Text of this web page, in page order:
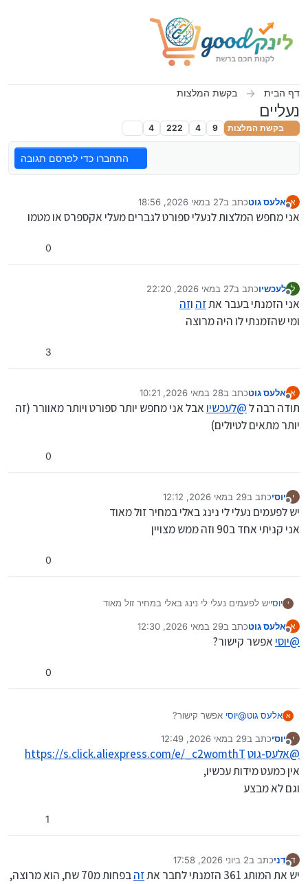
דף הבית בקשת המלצות
נעליים
בקשת המלצות 9
4
222
4
התחברו כדי לפרסם תגובה
א
מנותק
אלעס גוטכתב ב27 במאי 2026, 18:56
נערך לאחרונה על ידי
אני מחפש המלצות לנעלי ספורט לגברים מעלי אקספרס או מטמו
0
ל
מנותק
לעכשיוכתב ב27 במאי 2026, 22:20
נערך לאחרונה על ידי
אני הזמנתי בעבר אתזה וזה
ומי שהזמנתי לו היה מרוצה
3
א
מנותק
אלעס גוטכתב ב28 במאי 2026, 10:21
נערך לאחרונה על ידי
תודה רבה ל@לעכשיואבל אני מחפש יותר ספורט ויותר מאוורר (זה
יותר מתאים לטיולים)
0
י
מנותק
יוסיכתב ב29 במאי 2026, 12:12
נערך לאחרונה על ידי
יש לפעמים נעלי לי נינג באלי במחיר זול מאוד
אני קניתי אחד ב90 וזה ממש מצויין
0
י יוסייש לפעמים נעלי לי נינג באלי במחיר זול מאוד
א
מנותק
אלעס גוטכתב ב29 במאי 2026, 12:30
נערך לאחרונה על ידי
@יוסיאפשר קישור?
0
א אלעס גוט@יוסי אפשר קישור?
י
מנותק
יוסיכתב ב29 במאי 2026, 12:49
נערך לאחרונה על ידי
@אלעס-גוטhttps://s.click.aliexpress.com/e/_c2womthT
אין כמעט מידות עכשיו,
וגם לא מבצע
1
ד
מנותק
דניכתב ב2 ביוני 2026, 17:58
נערך לאחרונה על ידי
יש את המותג 361 הזמנתי לחבר את זה
בפחות מ70 שח, הוא מרוצה,